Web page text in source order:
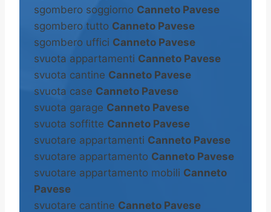
sgombero soggiorno Canneto Pavese
sgombero tutto Canneto Pavese
sgombero uffici Canneto Pavese
svuota appartamenti Canneto Pavese
svuota cantine Canneto Pavese
svuota case Canneto Pavese
svuota garage Canneto Pavese
svuota soffitte Canneto Pavese
svuotare appartamenti Canneto Pavese
svuotare appartamento Canneto Pavese
svuotare appartamento mobili Canneto
Pavese
svuotare cantine Canneto Pavese